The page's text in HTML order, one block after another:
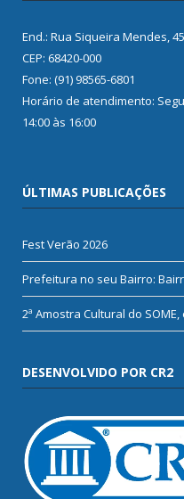
End.: Rua Siqueira Mendes,
CEP: 68420-000
Fone: (91) 98565-6801
Horário de atendimento:
14:00 às 16:00
ÚLTIMAS PUBLICAÇÕES
Fest Verão 2026
Prefeitura no seu Bairro:
2ª Amostra Cultural do
DESENVOLVIDO POR CR2